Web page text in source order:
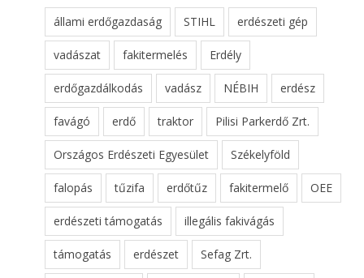
állami erdőgazdaság STIHL erdészeti gép
vadászat fakitermelés Erdély
erdőgazdálkodás vadász NÉBIH erdész
favágó erdő traktor Pilisi Parkerdő Zrt.
Országos Erdészeti Egyesület Székelyföld
falopás tűzifa erdőtűz fakitermelő OEE
erdészeti támogatás illegális fakivágás
támogatás erdészet Sefag Zrt.